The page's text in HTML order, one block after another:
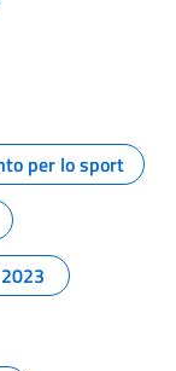
per lo sport